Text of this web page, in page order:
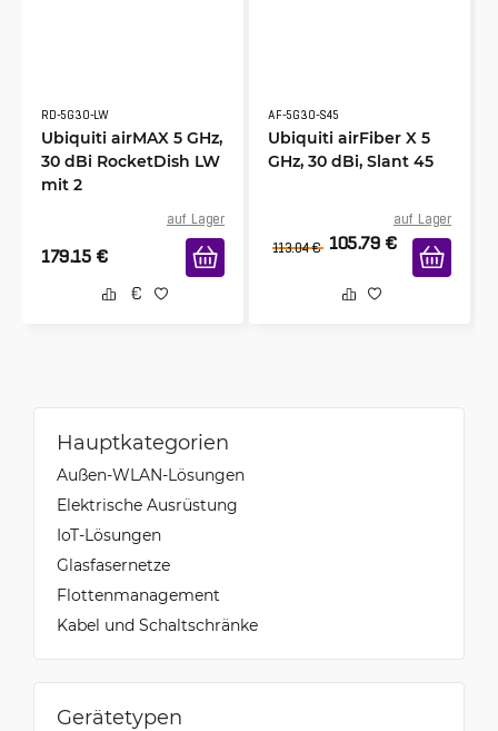
RD-5G30-LW
Ubiquiti airMAX 5 GHz,
30 dBi RocketDish LW
mit 2
auf Lager
179.15 €
AF-5G30-S45
Ubiquiti airFiber X 5
GHz, 30 dBi, Slant 45
auf Lager
113.04 € 105.79 €
Hauptkategorien
Außen-WLAN-Lösungen
Elektrische Ausrüstung
IoT-Lösungen
Glasfasernetze
Flottenmanagement
Kabel und Schaltschränke
Gerätetypen